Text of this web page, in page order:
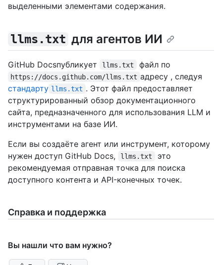
выделенными элементами содержания.
llms.txt для агентов ИИ
GitHub Docsпубликует llms.txt файл по
https://docs.github.com/llms.txt адресу , следуя
стандарту llms.txt . Этот файл предоставляет
структурированный обзор документационного
сайта, предназначенного для использования LLM и
инструментами на базе ИИ.
Если вы создаёте агент или инструмент, которому
нужен доступ GitHub Docs,
llms.txt
это
рекомендуемая отправная точка для поиска
доступного контента и API-конечных точек.
Справка и поддержка
Вы нашли что вам нужно?